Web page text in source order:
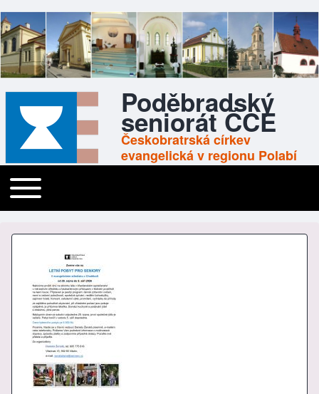
Poděbradský
seniorát ČCE
Českobratrská církev
evangelická v regionu Polabí
Main navigation
Toggle main menu